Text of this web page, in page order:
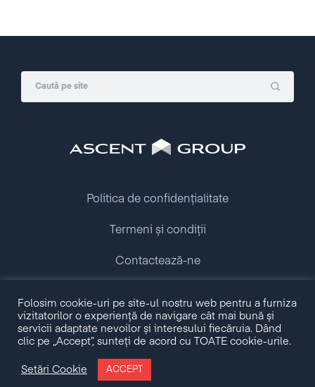
Copyright © 2009 - 2026 Ascent Group.
All rights reserved.
Politica de confidențialitate
Termeni și condiții
Contactează-ne
Folosim cookie-uri pe site-ul nostru web pentru a furniza
vizitatorilor o experiență de navigare cât mai bună și
servicii adaptate nevoilor și interesului fiecăruia. Dând
clic pe „Accept”, sunteți de acord cu TOATE cookie-urile.
Setări Cookie ACCEPT